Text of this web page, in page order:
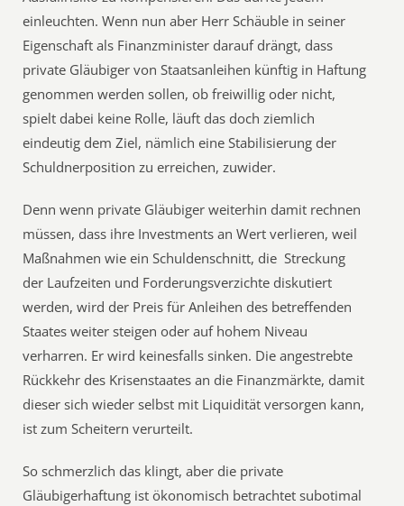
einleuchten. Wenn nun aber Herr Schäuble in seiner
Eigenschaft als Finanzminister darauf drängt, dass
private Gläubiger von Staatsanleihen künftig in Haftung
genommen werden sollen, ob freiwillig oder nicht,
spielt dabei keine Rolle, läuft das doch ziemlich
eindeutig dem Ziel, nämlich eine Stabilisierung der
Schuldnerposition zu erreichen, zuwider.
Denn wenn private Gläubiger weiterhin damit rechnen
müssen, dass ihre Investments an Wert verlieren, weil
Maßnahmen wie ein Schuldenschnitt, die Streckung
der Laufzeiten und Forderungsverzichte diskutiert
werden, wird der Preis für Anleihen des betreffenden
Staates weiter steigen oder auf hohem Niveau
verharren. Er wird keinesfalls sinken. Die angestrebte
Rückkehr des Krisenstaates an die Finanzmärkte, damit
dieser sich wieder selbst mit Liquidität versorgen kann,
ist zum Scheitern verurteilt.
So schmerzlich das klingt, aber die private
Gläubigerhaftung ist ökonomisch betrachtet subotimal